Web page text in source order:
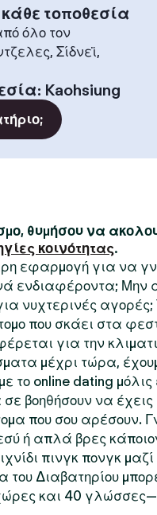
τοποθεσία
όλο τον
Σίδνεϊ,
: Kaohsiung
θυμήσου να
κοινότητας.
εφαρμογή για να
ενδιαφέροντα; Μην
νυχτερινές
που σκάει στα
για την
μέχρι τώρα,
το online dating
βοηθήσουν να
που σου αρέσουν.
ή απλά βρες
πινγκ πονγκ
του Διαβατηρίου
και 40